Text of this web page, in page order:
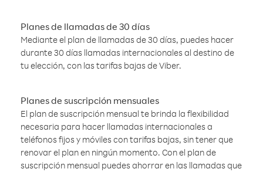
Planes de llamadas de 30 días
Mediante el plan de llamadas de 30 días, puedes hacer
durante 30 días llamadas internacionales al destino de
tu elección, con las tarifas bajas de Viber.
Planes de suscripción mensuales
El plan de suscripción mensual te brinda la flexibilidad
necesaria para hacer llamadas internacionales a
teléfonos fijos y móviles con tarifas bajas, sin tener que
renovar el plan en ningún momento. Con el plan de
suscripción mensual puedes ahorrar en las llamadas que